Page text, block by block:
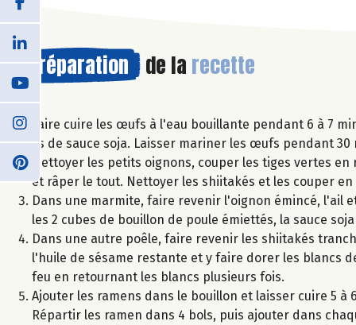
Préparation de la recette
Faire cuire les œufs à l'eau bouillante pendant 6 à 7
cs de sauce soja. Laisser mariner les œufs pendant
Nettoyer les petits oignons, couper les tiges vertes
et râper le tout. Nettoyer les shiitakés et les couper
Dans une marmite, faire revenir l'oignon émincé, l'ail
les 2 cubes de bouillon de poule émiettés, la sauce
Dans une autre poêle, faire revenir les shiitakés
l'huile de sésame restante et y faire dorer les blancs
feu en retournant les blancs plusieurs fois.
Ajouter les ramens dans le bouillon et laisser cuire 5
Répartir les ramen dans 4 bols, puis ajouter dans